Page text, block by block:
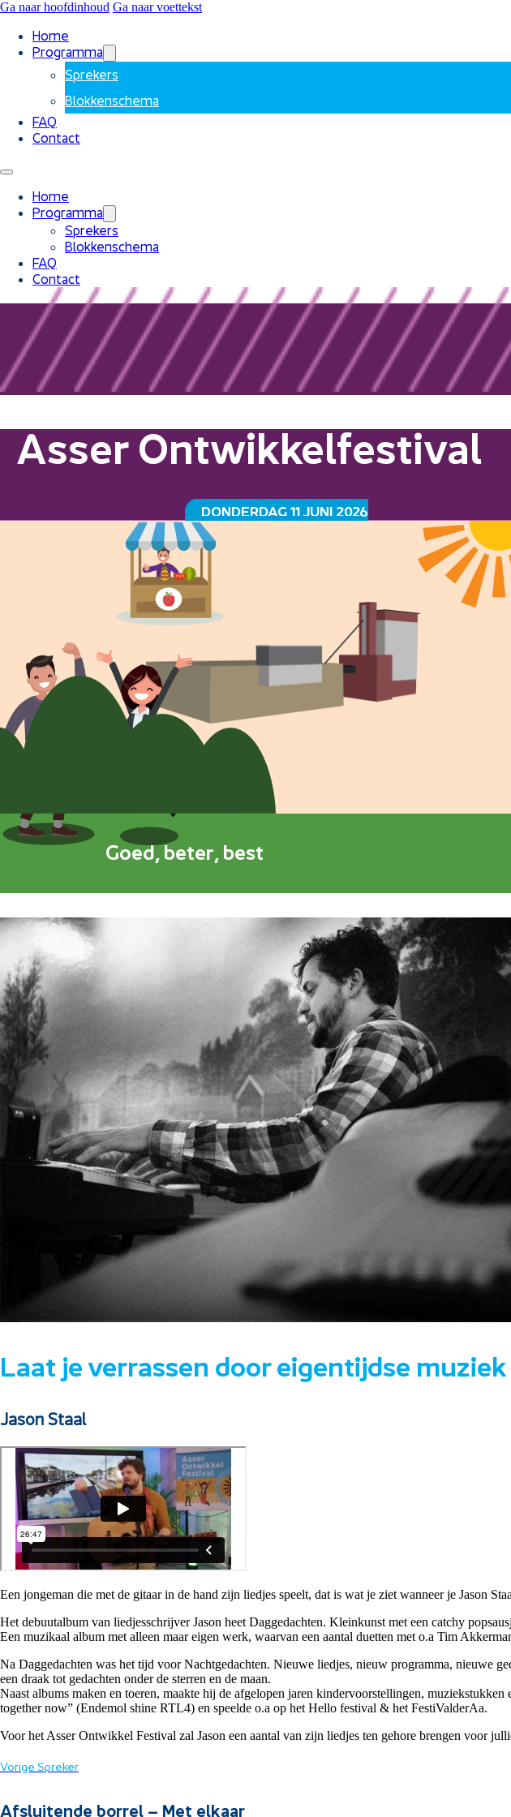
Ga naar hoofdinhoud Ga naar voettekst
Home
Programma
Sprekers
Blokkenschema
FAQ
Contact
Home
Programma
Sprekers
Blokkenschema
FAQ
Contact
Asser Ontwikkelfestival
DONDERDAG 11 JUNI 2026
GRAANSILO HAVENKADE
Goed, beter, best
Laat je verrassen door eigentijdse muziek
Jason Staal
Een jongeman die met de gitaar in de hand zijn liedjes speelt, dat is wat je ziet wanneer je Jason
Het debuutalbum van liedjesschrijver Jason heet Daggedachten. Kleinkunst met een catchy
Een muzikaal album met alleen maar eigen werk, waarvan een aantal duetten met o.a Tim
Na Daggedachten was het tijd voor Nachtgedachten. Nieuwe liedjes, nieuw programma, nieuwe
een draak tot gedachten onder de sterren en de maan.
Naast albums maken en toeren, maakte hij de afgelopen jaren kindervoorstellingen,
together now” (Endemol shine RTL4) en speelde o.a op het Hello festival & het FestiValderAa.
Voor het Asser Ontwikkel Festival zal Jason een aantal van zijn liedjes ten gehore brengen voor
Vorige Spreker
Afsluitende borrel – Met elkaar